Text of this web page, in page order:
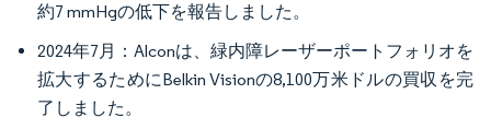
約7 mmHgの低下を報告しました。
2024年7月：Alconは、緑内障レーザーポートフォリオを
拡大するためにBelkin Visionの8,100万米ドルの買収を完
了しました。